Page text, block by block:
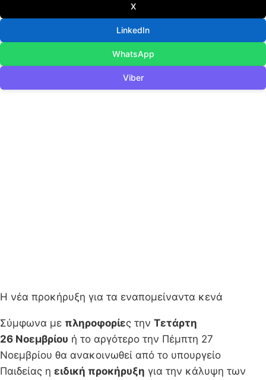
X
LinkedIn
WhatsApp
Viber
Η νέα προκήρυξη για τα εναπομείναντα κενά
Σύμφωνα με πληροφορίες την Τετάρτη
26 Νοεμβρίου ή το αργότερο την Πέμπτη 27
Νοεμβρίου θα ανακοινωθεί από το υπουργείο
Παιδείας η ειδική προκήρυξη για την κάλυψη των